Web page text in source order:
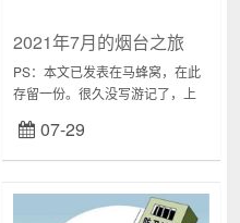
2021年7月的烟台之旅
PS：本文已发表在马蜂窝，在此
存留一份。很久没写游记了，上
的心情几时能有，怕也是个未知
数。这次其实也不是严格意义上
07-29